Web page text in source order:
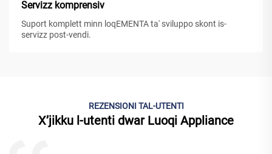
Servizz komprensiv
Suport komplett minn loqEMENTA ta' sviluppo skont is-
servizz post-vendi.
REZENSIONI TAL-UTENTI
X’jikku l-utenti dwar Luoqi Appliance